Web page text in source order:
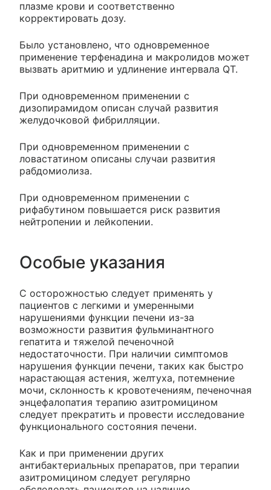
плазме крови и соответственно
корректировать дозу.
Было установлено, что одновременное
применение терфенадина и макролидов может
вызвать аритмию и удлинение интервала QT.
При одновременном применении с
дизопирамидом описан случай развития
желудочковой фибрилляции.
При одновременном применении с
ловастатином описаны случаи развития
рабдомиолиза.
При одновременном применении с
рифабутином повышается риск развития
нейтропении и лейкопении.
Особые указания
С осторожностью следует применять у
пациентов с легкими и умеренными
нарушениями функции печени из-за
возможности развития фульминантного
гепатита и тяжелой печеночной
недостаточности. При наличии симптомов
нарушения функции печени, таких как быстро
нарастающая астения, желтуха, потемнение
мочи, склонность к кровотечениям, печеночная
энцефалопатия терапию азитромицином
следует прекратить и провести исследование
функционального состояния печени.
Как и при применении других
антибактериальных препаратов, при терапии
азитромицином следует регулярно